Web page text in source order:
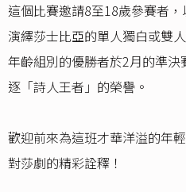
這個比賽邀請8至18歲參賽者
演繹莎士比亞的單人獨白或雙
年齡組別的優勝者於2月的準
逐「詩人王者」的榮譽。
歡迎前來為這班才華洋溢的年
對莎劇的精彩詮釋！